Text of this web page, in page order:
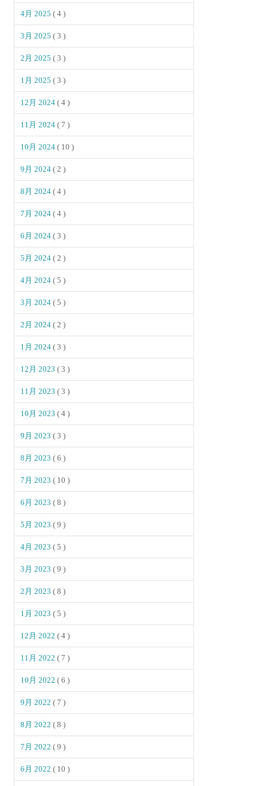
4月 2025( 4 )
3月 2025( 3 )
2月 2025( 3 )
1月 2025( 3 )
12月 2024( 4 )
11月 2024( 7 )
10月 2024( 10 )
9月 2024( 2 )
8月 2024( 4 )
7月 2024( 4 )
6月 2024( 3 )
5月 2024( 2 )
4月 2024( 5 )
3月 2024( 5 )
2月 2024( 2 )
1月 2024( 3 )
12月 2023( 3 )
11月 2023( 3 )
10月 2023( 4 )
9月 2023( 3 )
8月 2023( 6 )
7月 2023( 10 )
6月 2023( 8 )
5月 2023( 9 )
4月 2023( 5 )
3月 2023( 9 )
2月 2023( 8 )
1月 2023( 5 )
12月 2022( 4 )
11月 2022( 7 )
10月 2022( 6 )
9月 2022( 7 )
8月 2022( 8 )
7月 2022( 9 )
6月 2022( 10 )